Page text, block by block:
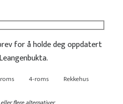
for å holde deg oppdatert
4-roms Rekkehus